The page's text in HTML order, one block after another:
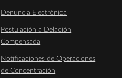
Denuncia Electrónica
Postulación a Delación
Compensada
Notificaciones de Operaciones
de Concentración